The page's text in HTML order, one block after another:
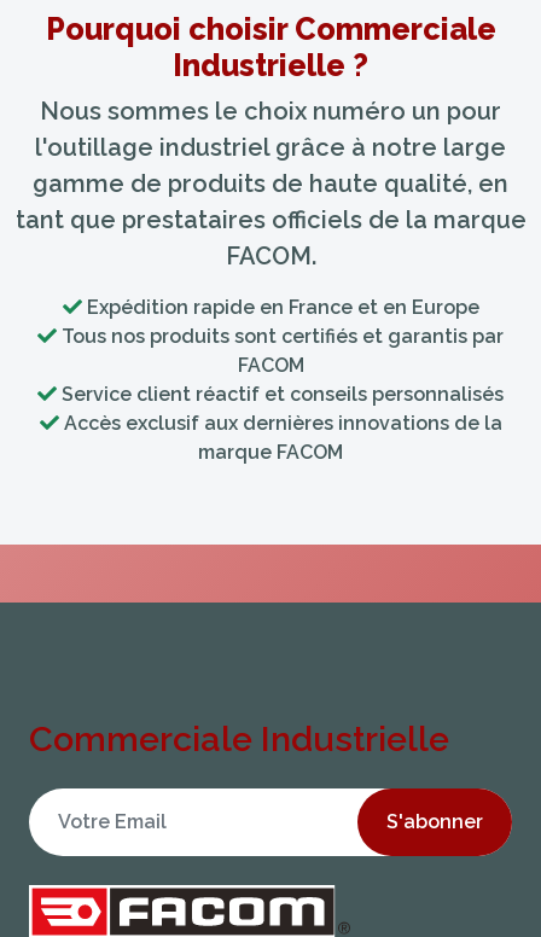
Pourquoi choisir Commerciale
Industrielle ?
Nous sommes le choix numéro un pour
l'outillage industriel grâce à notre large
gamme de produits de haute qualité, en
tant que prestataires officiels de la marque
FACOM.
Expédition rapide en France et en Europe
Tous nos produits sont certifiés et garantis par
FACOM
Service client réactif et conseils personnalisés
Accès exclusif aux dernières innovations de la
marque FACOM
Commerciale Industrielle
S'abonner